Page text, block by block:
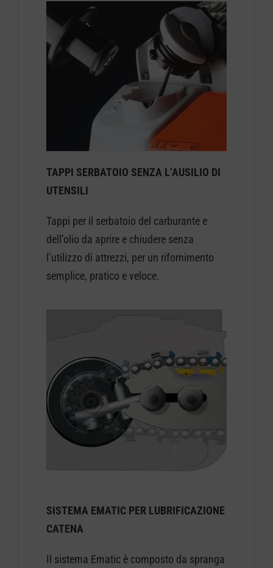
TAPPI SERBATOIO SENZA L’AUSILIO DI
UTENSILI
Tappi per il serbatoio del carburante e
dell’olio da aprire e chiudere senza
l’utilizzo di attrezzi, per un rifornimento
semplice, pratico e veloce.
SISTEMA EMATIC PER LUBRIFICAZIONE
CATENA
Il sistema Ematic è composto da spranga